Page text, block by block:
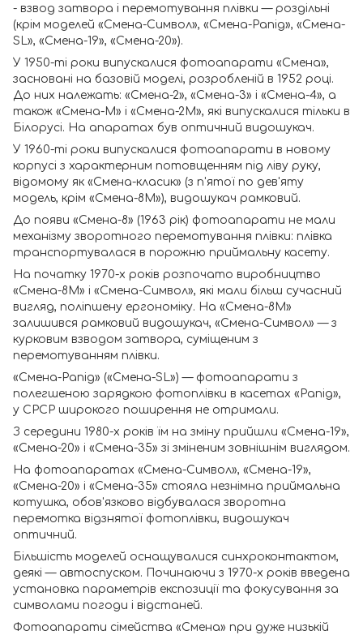
- взвод затвора і перемотування плівки — роздільні
(крім моделей «Смена-Символ», «Смена-Рапід», «Смена-
SL», «Смена-19», «Смена-20»).
У 1950-ті роки випускалися фотоапарати «Смена»,
засновані на базовій моделі, розробленій в 1952 році.
До них належать: «Смена-2», «Смена-3» і «Смена-4», а
також «Смена-М» і «Смена-2М», які випускалися тільки в
Білорусі. На апаратах був оптичний видошукач.
У 1960-ті роки випускалися фотоапарати в новому
корпусі з характерним потовщенням під ліву руку,
відомому як «Смена-класик» (з п'ятої по дев'яту
модель, крім «Смена-8М»), видошукач рамковий.
До появи «Смена-8» (1963 рік) фотоапарати не мали
механізму зворотного перемотування плівки: плівка
транспортувалася в порожню приймальну касету.
На початку 1970-х років розпочато виробництво
«Смена-8М» і «Смена-Символ», які мали більш сучасний
вигляд, поліпшену ергономіку. На «Смена-8М»
залишився рамковий видошукач, «Смена-Символ» — з
курковим взводом затвора, суміщеним з
перемотуванням плівки.
«Смена-Рапід» («Смена-SL») — фотоапарати з
полегшеною зарядкою фотоплівки в касетах «Рапід»,
у СРСР широкого поширення не отримали.
З середини 1980-х років їм на зміну прийшли «Смена-19»,
«Смена-20» і «Смена-35» зі зміненим зовнішнім виглядом.
На фотоапаратах «Смена-Символ», «Смена-19»,
«Смена-20» і «Смена-35» стояла незнімна приймальна
котушка, обов'язково відбувалася зворотна
перемотка відзнятої фотоплівки, видошукач
оптичний.
Більшість моделей оснащувалися синхроконтактом,
деякі — автоспуском. Починаючи з 1970-х років введена
установка параметрів експозиції та фокусування за
символами погоди і відстаней.
Фотоапарати сімейства «Смена» при дуже низькій